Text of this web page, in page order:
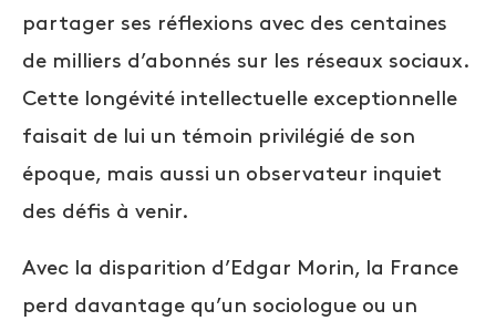
partager ses réflexions avec des centaines
de milliers d’abonnés sur les réseaux sociaux.
Cette longévité intellectuelle exceptionnelle
faisait de lui un témoin privilégié de son
époque, mais aussi un observateur inquiet
des défis à venir.
Avec la disparition d’Edgar Morin, la France
perd davantage qu’un sociologue ou un